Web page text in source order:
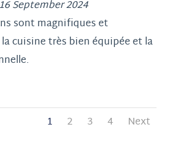
September 2024
sont magnifiques et
cuisine très bien équipée et la
Seite
1 Seite
2 Seite
3 Seite
4 Next